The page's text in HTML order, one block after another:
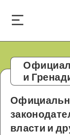
и
власти и